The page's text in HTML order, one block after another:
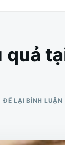
ĐỂ LẠI BÌNH LUẬN